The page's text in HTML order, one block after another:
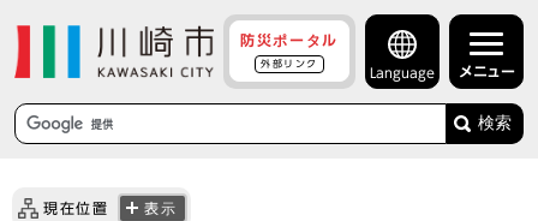
防災ポータル
外部リンク
Language メニュー
検索
現在位置 表示